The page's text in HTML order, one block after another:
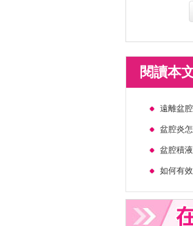
閱讀本
遠離盆
盆腔炎
盆腔積
如何有